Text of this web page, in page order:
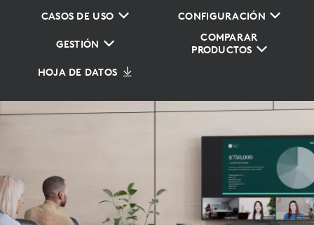
CASOS DE USO CONFIGURACIÓN
GESTIÓN
COMPARAR
PRODUCTOS
HOJA DE DATOS